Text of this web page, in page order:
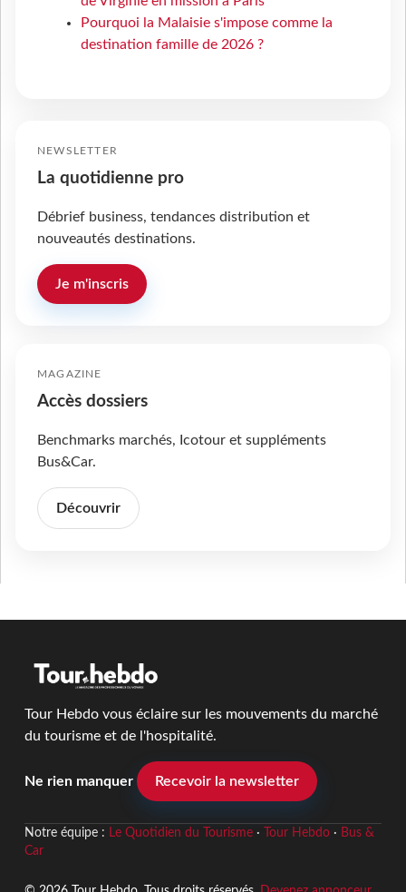
Pourquoi la Malaisie s'impose comme la
destination famille de 2026 ?
NEWSLETTER
La quotidienne pro
Débrief business, tendances distribution et
nouveautés destinations.
Je m'inscris
MAGAZINE
Accès dossiers
Benchmarks marchés, Icotour et suppléments
Bus&Car.
Découvrir
Tour Hebdo vous éclaire sur les mouvements du marché
du tourisme et de l'hospitalité.
Ne rien manquer Recevoir la newsletter
Notre équipe : Le Quotidien du Tourisme· Tour Hebdo· Bus &
Car